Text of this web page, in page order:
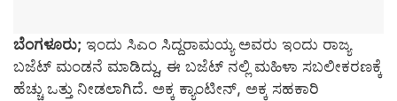
ಬೆಂಗಳೂರು; ಇಂದು ಸಿಎಂ ಸಿದ್ದರಾಮಯ್ಯ ಅವರು ಇಂದು ರಾಜ್ಯ
ಬಜೆಟ್ ಮಂಡನೆ ಮಾಡಿದ್ದು, ಈ ಬಜೆಟ್ ನಲ್ಲಿ ಮಹಿಳಾ ಸಬಲೀಕರಣಕ್ಕೆ
ಹೆಚ್ಚು ಒತ್ತು ನೀಡಲಾಗಿದೆ. ಅಕ್ಕ ಕ್ಯಾಂಟೀನ್, ಅಕ್ಕ ಸಹಕಾರಿ